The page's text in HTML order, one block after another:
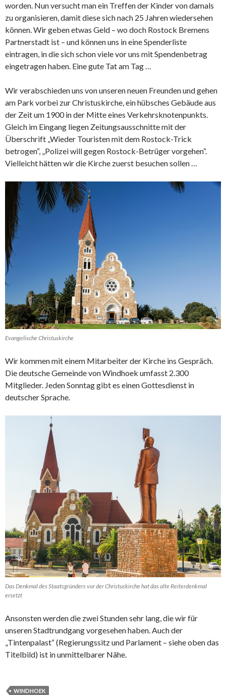
worden. Nun versucht man ein Treffen der Kinder von damals
zu organisieren, damit diese sich nach 25 Jahren wiedersehen
können. Wir geben etwas Geld – wo doch Rostock Bremens
Partnerstadt ist – und können uns in eine Spenderliste
eintragen, in die sich schon viele vor uns mit Spendenbetrag
eingetragen haben. Eine gute Tat am Tag …
Wir verabschieden uns von unseren neuen Freunden und gehen
am Park vorbei zur Christuskirche, ein hübsches Gebäude aus
der Zeit um 1900 in der Mitte eines Verkehrsknotenpunkts.
Gleich im Eingang liegen Zeitungsausschnitte mit der
Überschrift „Wieder Touristen mit dem Rostock-Trick
betrogen“, „Polizei will gegen Rostock-Betrüger vorgehen“.
Vielleicht hätten wir die Kirche zuerst besuchen sollen …
Evangelische Christuskirche
Wir kommen mit einem Mitarbeiter der Kirche ins Gespräch.
Die deutsche Gemeinde von Windhoek umfasst 2.300
Mitglieder. Jeden Sonntag gibt es einen Gottesdienst in
deutscher Sprache.
Das Denkmal des Staatsgründers vor der Christuskirche hat das alte Reiterdenkmal
ersetzt
Ansonsten werden die zwei Stunden sehr lang, die wir für
unseren Stadtrundgang vorgesehen haben. Auch der
„Tintenpalast“ (Regierungssitz und Parlament – siehe oben das
Titelbild) ist in unmittelbarer Nähe.
WINDHOEK